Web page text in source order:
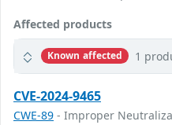
Affected products
Known affected 1
CVE-2024-9465
CWE-89 - Improper